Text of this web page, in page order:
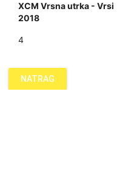
XCM Vrsna utrka - Vrsi
2018
4
NATRAG